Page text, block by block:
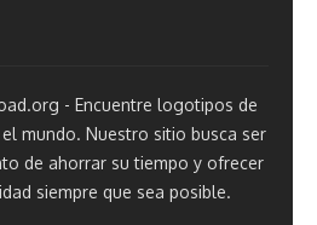
- Encuentre logotipos de
mundo. Nuestro sitio busca ser
de ahorrar su tiempo y ofrecer
siempre que sea posible.